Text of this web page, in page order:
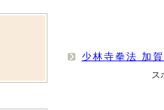
少林寺拳法 加
ス